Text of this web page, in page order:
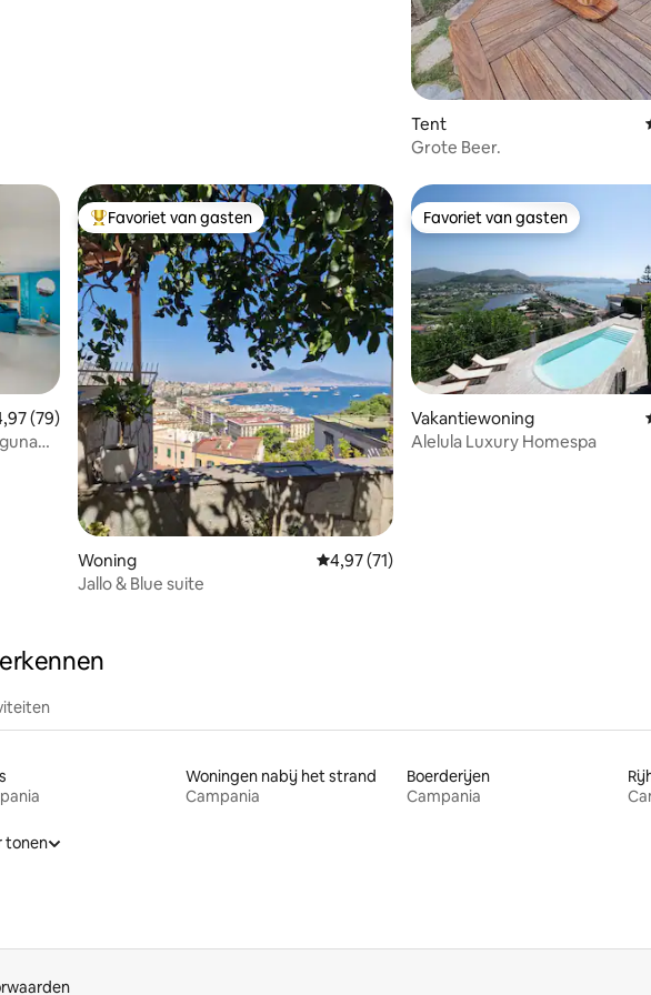
Tent
Grote Beer.
beoordeling van 4,97 op 5, 79 recensies
(79)
Topfavoriet van gasten
Favoriet van gasten
Woning Gemiddelde beoordeling van 4,97 op 5, 71
4,97 (71)
Jallo & Blue suite
Favoriet van gasten
Favoriet van gasten
Vakantiewoning
Alelula Luxury Homespa
Woningen nabij het strand
Campania
Boerderijen
Campania
tonen